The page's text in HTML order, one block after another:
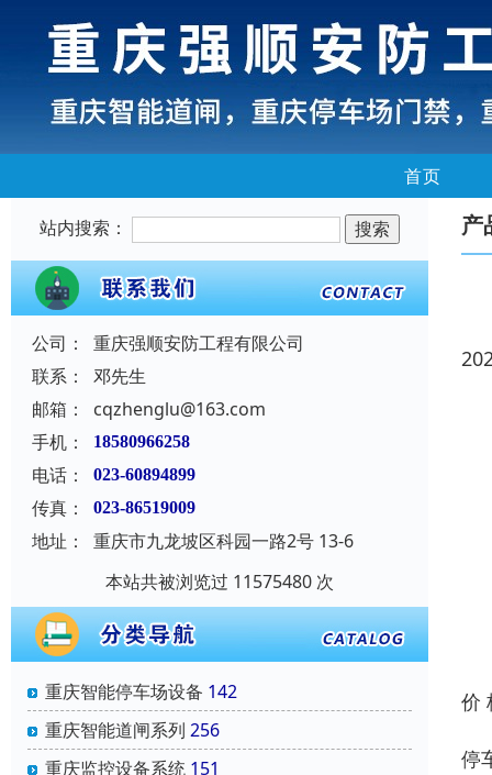
首页
站内搜索：
公司：
重庆强顺安防工程有限公司
联系：
邓先生
邮箱：
cqzhenglu@163.com
手机：
18580966258
电话： 023-60894899
传真： 023-86519009
地址：
重庆市九龙坡区科园一路2号 13-6
本站共被浏览过 11575480 次
重庆智能停车场设备 142
重庆智能道闸系列 256
重庆监控设备系统 151
产
价
停